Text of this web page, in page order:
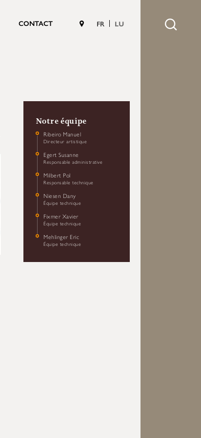
CONTACT FR LU
Notre équipe
Ribeiro Manuel
Directeur artistique
Egert Susanne
Responsable administrative
Milbert Pol
Responsable technique
Niesen Dany
Équipe technique
Fixmer Xavier
Équipe technique
Mehlinger Eric
Équipe technique